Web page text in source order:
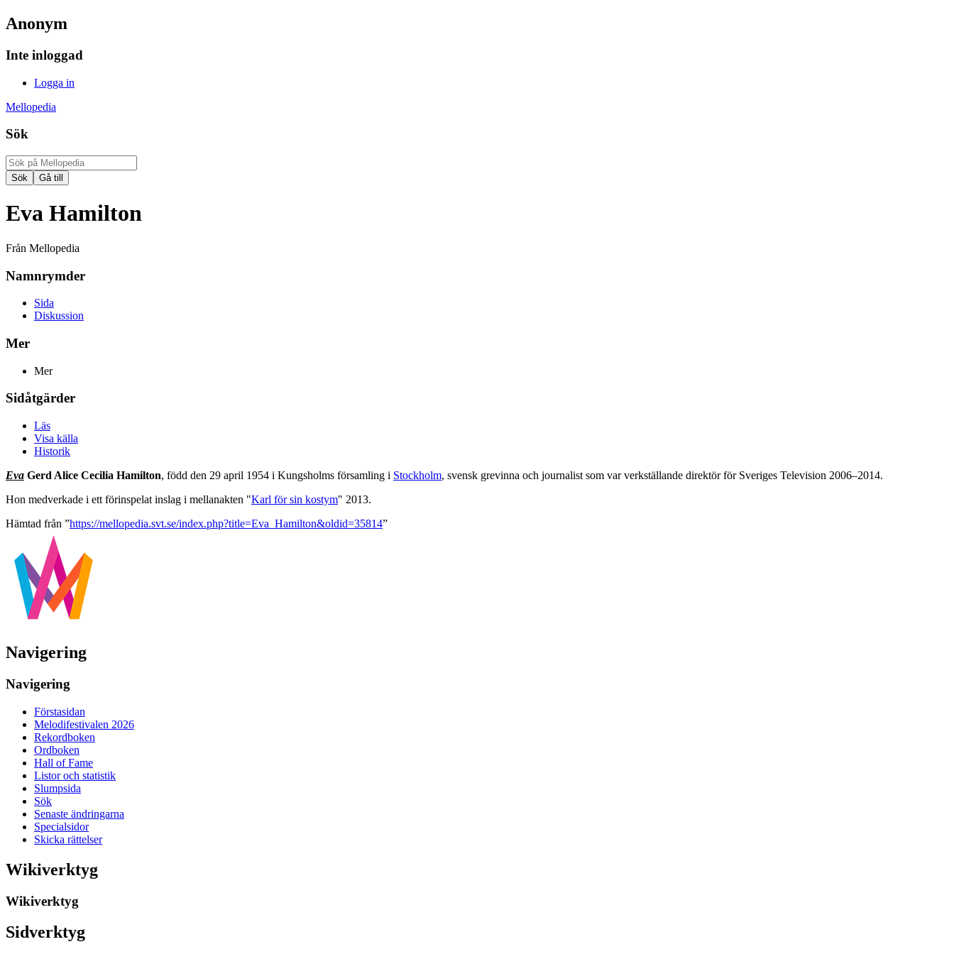
Anonym
Inte inloggad
Logga in
Mellopedia
Sök
Eva Hamilton
Från Mellopedia
Namnrymder
Sida
Diskussion
Mer
Mer
Sidåtgärder
Läs
Visa källa
Historik
Eva Gerd Alice Cecilia Hamilton, född den 29 april 1954 i Kungsholms församling i Stockholm, svensk grevinna och journalist som var verkställande direktör för Sveriges Television 2006–2014.
Hon medverkade i ett förinspelat inslag i mellanakten "Karl för sin kostym" 2013.
Hämtad från ”https://mellopedia.svt.se/index.php?title=Eva_Hamilton&oldid=35814”
Navigering
Navigering
Förstasidan
Melodifestivalen 2026
Rekordboken
Ordboken
Hall of Fame
Listor och statistik
Slumpsida
Sök
Senaste ändringarna
Specialsidor
Skicka rättelser
Wikiverktyg
Wikiverktyg
Sidverktyg